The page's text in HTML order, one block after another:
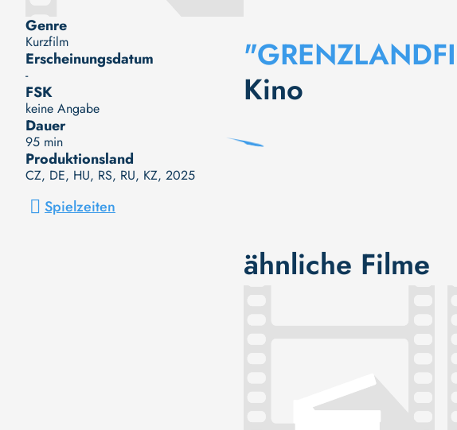
Genre
Kurzfilm
Erscheinungsdatum
-
FSK
keine Angabe
Dauer
95 min
Produktionsland
CZ, DE, HU, RS, RU, KZ, 2025
Spielzeiten
Kino
ähnliche Filme